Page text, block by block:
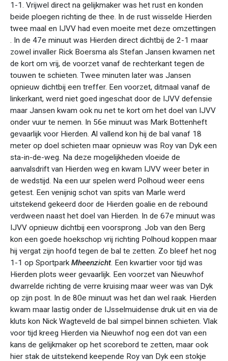
1-1. Vrijwel direct na gelijkmaker was het rust en konden
beide ploegen richting de thee. In de rust wisselde Hierden
twee maal en IJVV had even moeite met deze omzettingen
. In de 47e minuut was Hierden direct dichtbij de 2-1 maar
zowel invaller Rick Boersma als Stefan Jansen kwamen net
de kort om vrij, de voorzet vanaf de rechterkant tegen de
touwen te schieten. Twee minuten later was Jansen
opnieuw dichtbij een treffer. Een voorzet, ditmaal vanaf de
linkerkant, werd niet goed ingeschat door de IJVV defensie
maar Jansen kwam ook nu net te kort om het doel van IJVV
onder vuur te nemen. In 56e minuut was Mark Bottenheft
gevaarlijk voor Hierden. Al vallend kon hij de bal vanaf 18
meter op doel schieten maar opnieuw was Roy van Dyk een
sta-in-de-weg. Na deze mogelijkheden vloeide de
aanvalsdrift van Hierden weg en kwam IJVV weer beter in
de wedstijd. Na een uur spelen werd Polhoud weer eens
getest. Een venijnig schot van spits van Marle werd
uitstekend gekeerd door de Hierden goalie en de rebound
verdween naast het doel van Hierden. In de 67e minuut was
IJVV opnieuw dichtbij een voorsprong. Job van den Berg
kon een goede hoekschop vrij richting Polhoud koppen maar
hij vergat zijn hoofd tegen de bal te zetten. Zo bleef het nog
1-1 op SportparkMheenzicht. Een kwartier voor tijd was
Hierden plots weer gevaarlijk. Een voorzet van Nieuwhof
dwarrelde richting de verre kruising maar weer was van Dyk
op zijn post. In de 80e minuut was het dan wel raak. Hierden
kwam maar lastig onder de IJsselmuidense druk uit en via de
kluts kon Nick Wagteveld de bal simpel binnen schieten. Vlak
voor tijd kreeg Hierden via Nieuwhof nog een dot van een
kans de gelijkmaker op het scorebord te zetten, maar ook
hier stak de uitstekend keepende Roy van Dyk een stokje